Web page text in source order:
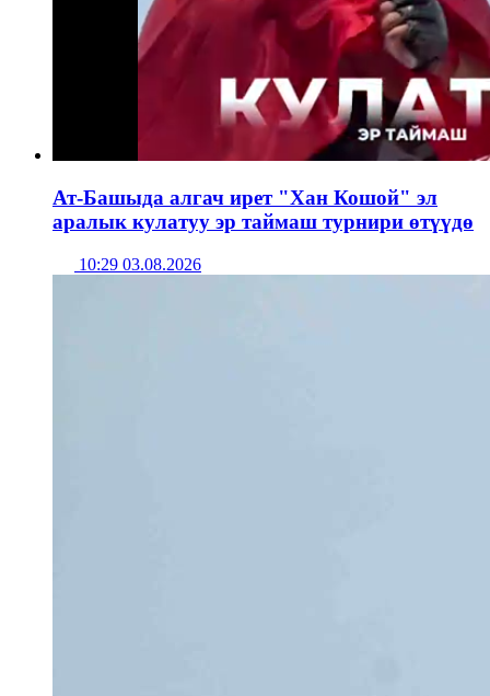
Ат-Башыда алгач ирет "Хан Кошой" эл
аралык кулатуу эр таймаш турнири өтүүдө
10:29 03.08.2026